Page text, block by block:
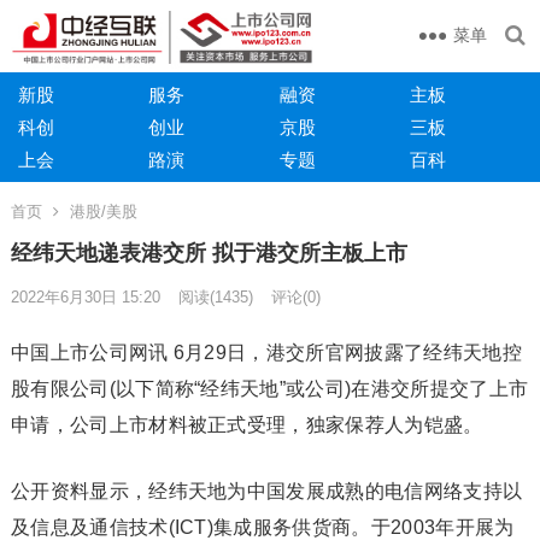
菜单
新股 服务 融资
主板
科创
创业 京股
三板
上会
路演 专题 百科
首页 港股/美股
经纬天地递表港交所 拟于港交所主板上市
2022年6月30日 15:20 阅读(1435) 评论(0)
中国上市公司网讯 6月29日，港交所官网披露了经纬天地控
股有限公司(以下简称“经纬天地”或公司)在港交所提交了上市
申请，公司上市材料被正式受理，独家保荐人为铠盛。
公开资料显示，经纬天地为中国发展成熟的电信网络支持以
及信息及通信技术(ICT)集成服务供货商。于2003年开展为